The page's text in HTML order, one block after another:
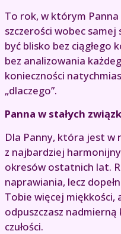
To rok, w którym
szczerości wobec samej
być blisko bez ciągłego
bez analizowania
konieczności
„dlaczego”.
Panna w stałych
Dla Panny, która jest w
z najbardziej
okresów ostatnich lat.
naprawiania, lecz
Tobie więcej miękkości,
odpuszczasz
czułości.